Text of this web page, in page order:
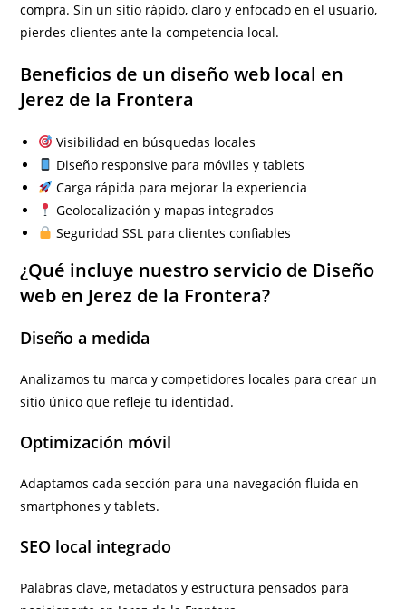
compra. Sin un sitio rápido, claro y enfocado en el usuario,
pierdes clientes ante la competencia local.
Beneficios de un diseño web local en
Jerez de la Frontera
Visibilidad en búsquedas locales
Diseño responsive para móviles y tablets
Carga rápida para mejorar la experiencia
Geolocalización y mapas integrados
Seguridad SSL para clientes confiables
¿Qué incluye nuestro servicio de Diseño
web en Jerez de la Frontera?
Diseño a medida
Analizamos tu marca y competidores locales para crear un
sitio único que refleje tu identidad.
Optimización móvil
Adaptamos cada sección para una navegación fluida en
smartphones y tablets.
SEO local integrado
Palabras clave, metadatos y estructura pensados para